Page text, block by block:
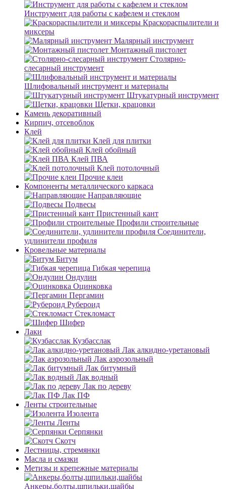
Инструмент для работы с кафелем и стеклом
Краскораспылители и
миксеры
Малярный инструмент
Монтажный пистолет
Столярно-
слесарный инструмент
Шлифовальный инструмент и материалы
Штукатурный инструмент
Щетки, крацовки
Камень декоративный
Кирпич, отсевоблок
Клей
Клей для плитки
Клей обойный
Клей ПВА
Клей потолочный
Прочие клеи
Компоненты металлического каркаса
Направляющие
Подвесы
Пристенный кант
Профили строительные
Соединители,
удлинители профиля
Кровельные материалы
Битум
Гибкая черепица
Ондулин
Оцинковка
Пергамин
Рубероид
Стекломаст
Шифер
Лаки
Кузбасслак
Лак алкидно-уретановый
Лак аэрозольный
Лак битумный
Лак водный
Лак по дереву
Лак ПФ
Ленты строительные
Изолента
Ленты
Серпянки
Скотч
Лестницы, стремянки
Масла и смазки
Метизы и крепежные материалы
Анкеры,болты,шпильки,шайбы